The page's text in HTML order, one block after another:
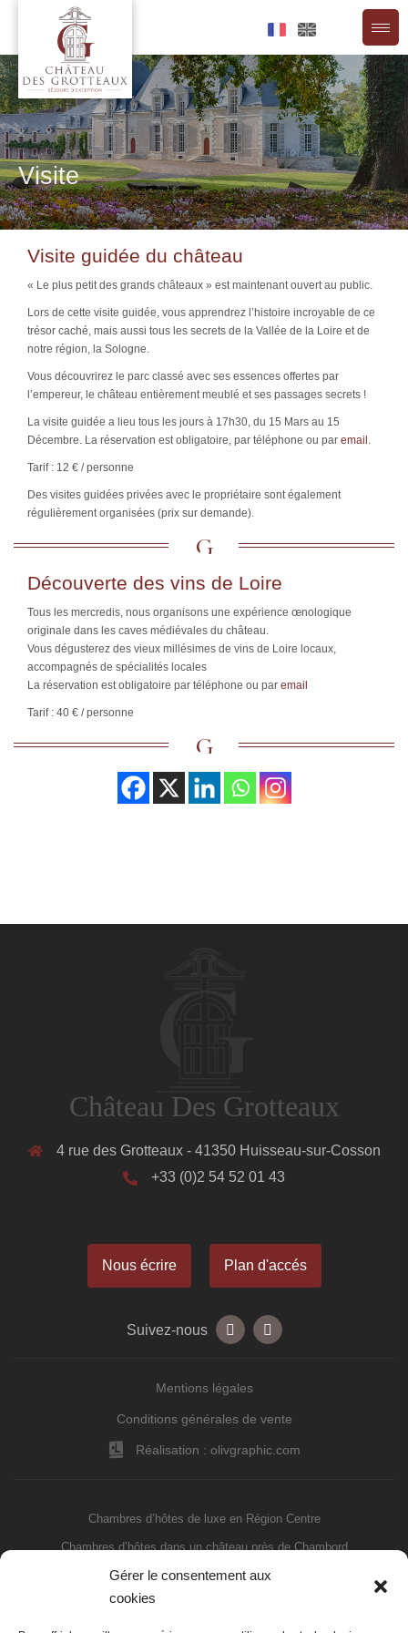
Gérer le consentement aux
cookies
Visite
Visite guidée du château
« Le plus petit des grands châteaux » est maintenant ouvert au public.
Lors de cette visite guidée, vous apprendrez l’histoire incroyable de ce
trésor caché, mais aussi tous les secrets de la Vallée de la Loire et de
notre région, la Sologne.
Vous découvrirez le parc classé avec ses essences offertes par
l’empereur, le château entièrement meublé et ses passages secrets !
La visite guidée a lieu tous les jours à 17h30, du 15 Mars au 15
Décembre. La réservation est obligatoire, par téléphone ou par email .
Tarif : 12 € / personne
Des visites guidées privées avec le propriétaire sont également
régulièrement organisées (prix sur demande).
Découverte des vins de Loire
Tous les mercredis, nous organisons une expérience œnologique
originale dans les caves médiévales du château.
Vous dégusterez des vieux millésimes de vins de Loire locaux,
accompagnés de spécialités locales
La réservation est obligatoire par téléphone ou par email
Tarif : 40 € / personne
Château Des Grotteaux
4 rue des Grotteaux - 41350 Huisseau-sur-Cosson
+33 (0)2 54 52 01 43
Nous écrire Plan d'accés
Suivez-nous
Mentions légales
Conditions générales de vente
Réalisation : olivgraphic.com
Chambres d’hôtes de luxe en Région Centre
Chambres d’hôtes dans un château près de Chambord
Chambres d’hôtes haut de gamme près de Blois
Chambres d’hôtes Cheverny